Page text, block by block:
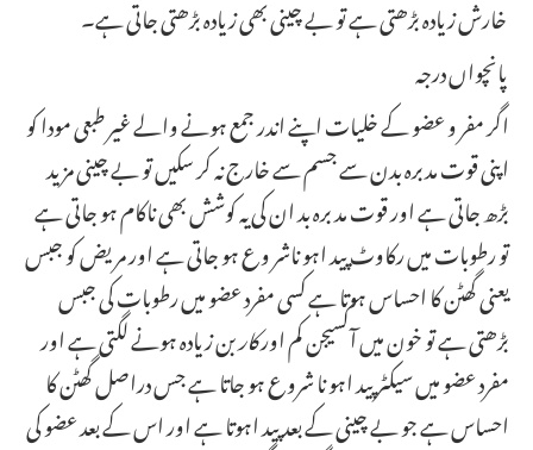
اگر مفر و عضو کے خلیات اپنے اندر جمع ہونے والے غیر طبعی مودا کو
اپنی قوت مدبرہ بدن سے جسم سے خارج نہ کر سکیں تو بے چینی مزید
بڑھ جاتی ہے اور قوت مد برہ بد ان کی یہ کوشش بھی ناکام ہو جاتی ہے
تو رطوبات میں رکاوٹ پید اہو ناشر وع ہو جاتی ہے اور مریض کو جبس
یعنی گھٹن کا احساس ہوتا ہے کسی مفرد عضو میں رطوبات کی جبس
بڑھتی ہے تو خون میں آکسیجن کم اورکاربن زیادہ ہونے لگتی ہے اور
مفرد عضو میں سیکٹر پید اہو نا شروع ہو جاتا ہے جس دراصل گھٹن کا
احساس ہے جو بے چینی کے بعد پید اہوتا ہے اور اس کے بعد عضو کی